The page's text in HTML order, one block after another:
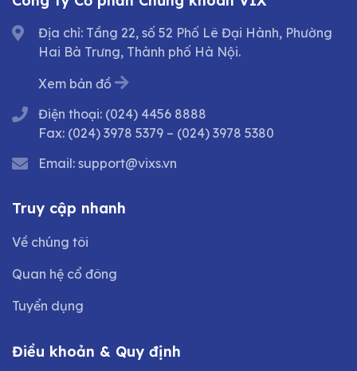
Địa chỉ: Tầng 22, số 52 Phố Lê Đại Hành, Phường
Hai Bà Trưng, Thành phố Hà Nội.
Xem bản đồ
Điện thoại: (024) 4456 8888
Fax: (024) 3978 5379 – (024) 3978 5380
Email: support@vixs.vn
Truy cập nhanh
Về chúng tôi
Quan hệ cổ đông
Tuyển dụng
Điều khoản & Quy định